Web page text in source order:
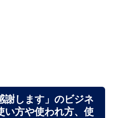
謝します」のビジネ
い方や使われ方、使